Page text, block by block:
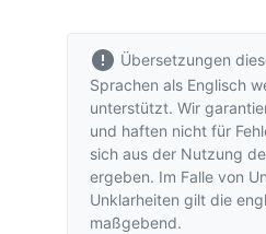
Übersetzungen
Sprachen als Englisch
unterstützt. Wir
und haften nicht für
sich aus der Nutzung
ergeben. Im Falle von
Unklarheiten gilt die
maßgebend.